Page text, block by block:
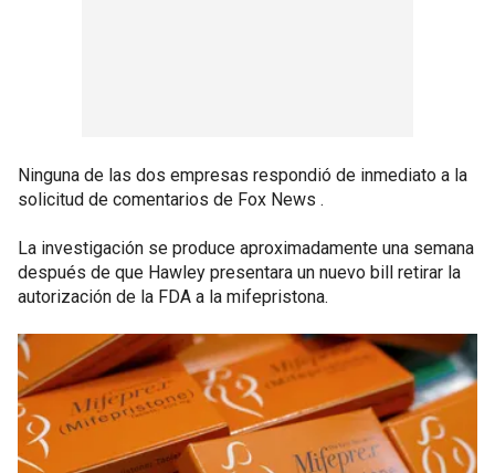
Ninguna de las dos empresas respondió de inmediato a la
solicitud de comentarios de Fox News .
La investigación se produce aproximadamente una semana
después de que Hawley presentara un nuevo bill retirar la
autorización de la FDA a la mifepristona.